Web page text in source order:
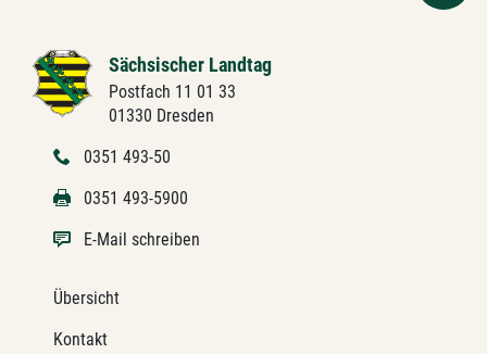
Sächsischer Landtag
Postfach 11 01 33
01330 Dresden
0351 493-50
0351 493-5900
E-Mail schreiben
Übersicht
Kontakt